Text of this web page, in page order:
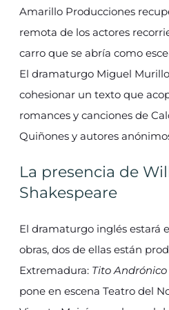
Amarillo Producciones
remota de los actores
carro que se abría como
El dramaturgo Miguel
cohesionar un texto que
romances y canciones de
Quiñones y autores
La presencia de
Shakespeare
El dramaturgo inglés estará
obras, dos de ellas están
Extremadura: Tito Andrónico
pone en escena Teatro del